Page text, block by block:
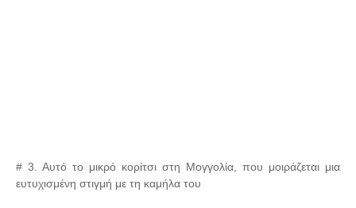
# 3. Αυτό το μικρό κορίτσι στη Μογγολία, που μοιράζεται μια
ευτυχισμένη στιγμή με τη καμήλα του